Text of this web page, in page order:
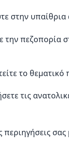
στην υπαίθρια
την πεζοπορία
το
τις
περιηγήσεις